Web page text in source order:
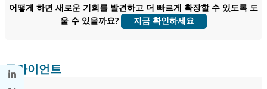
지금 맞춤 설정
어떻게 하면 새로운 기회를 발견하고 더 빠르게 확장할 수 있도록 도
울 수 있을까요?
지금 확인하세요
클라이언트